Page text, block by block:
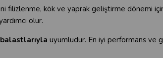
kök ve yaprak geliştirme dönemi
olur.
uyumludur. En iyi performans ve